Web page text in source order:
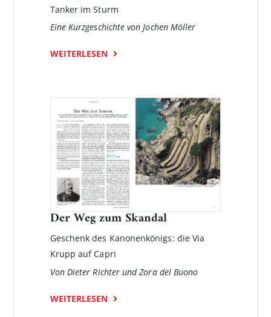
Tanker im Sturm
Eine Kurzgeschichte von Jochen Möller
WEITERLESEN
Der Weg zum Skandal
Geschenk des Kanonenkönigs: die Via
Krupp auf Capri
Von Dieter Richter und Zora del Buono
WEITERLESEN